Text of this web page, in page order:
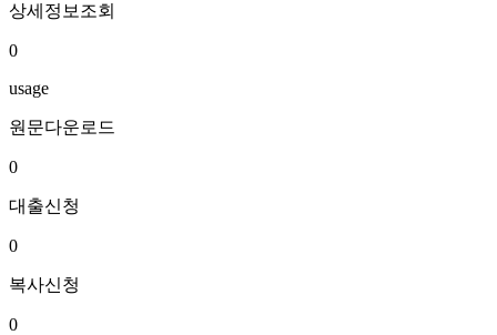
상세정보조회
0
usage
원문다운로드
0
대출신청
0
복사신청
0